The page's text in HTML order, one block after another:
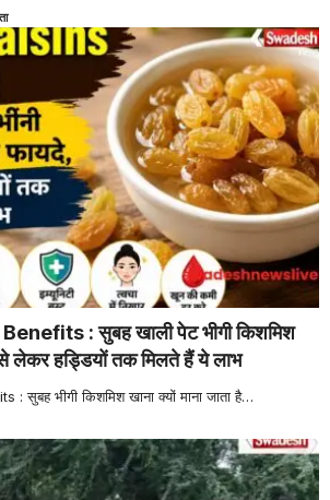
: सुबह खाली पेट भीगी किशमिश
लेकर हड्डियों तक मिलते हैं ये लाभ
भीगी किशमिश खाना क्यों माना जाता है…